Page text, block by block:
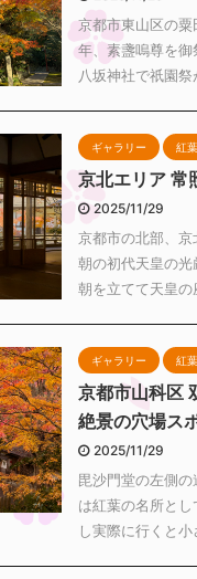
京都市東山区の
年、素盞嗚尊を御
八坂神社で祇園
ギャラリー 紅葉
京北エリア 常
2025/11/29
京都市の北部、
朝の初代天皇の
朝を立てて天皇
ギャラリー 紅葉
京都市山科区
絶景の穴場ス
2025/11/29
毘沙門堂の左側
は紅葉の名所と
し実際に行くと